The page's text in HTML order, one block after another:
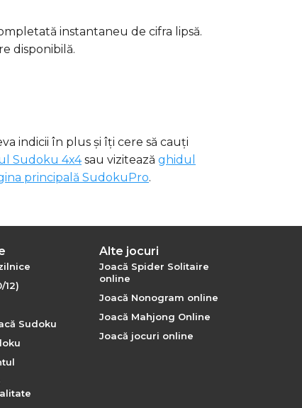
instantaneu de cifra lipsă.
disponibilă.
indicii în plus și îți cere să cauți
Sudoku 4x4sau vizitează ghidul
principală SudokuPro.
12)
Sudoku
Alte jocuri
Joacă Spider Solitaire
online
Joacă Nonogram online
Joacă Mahjong Online
Joacă jocuri online